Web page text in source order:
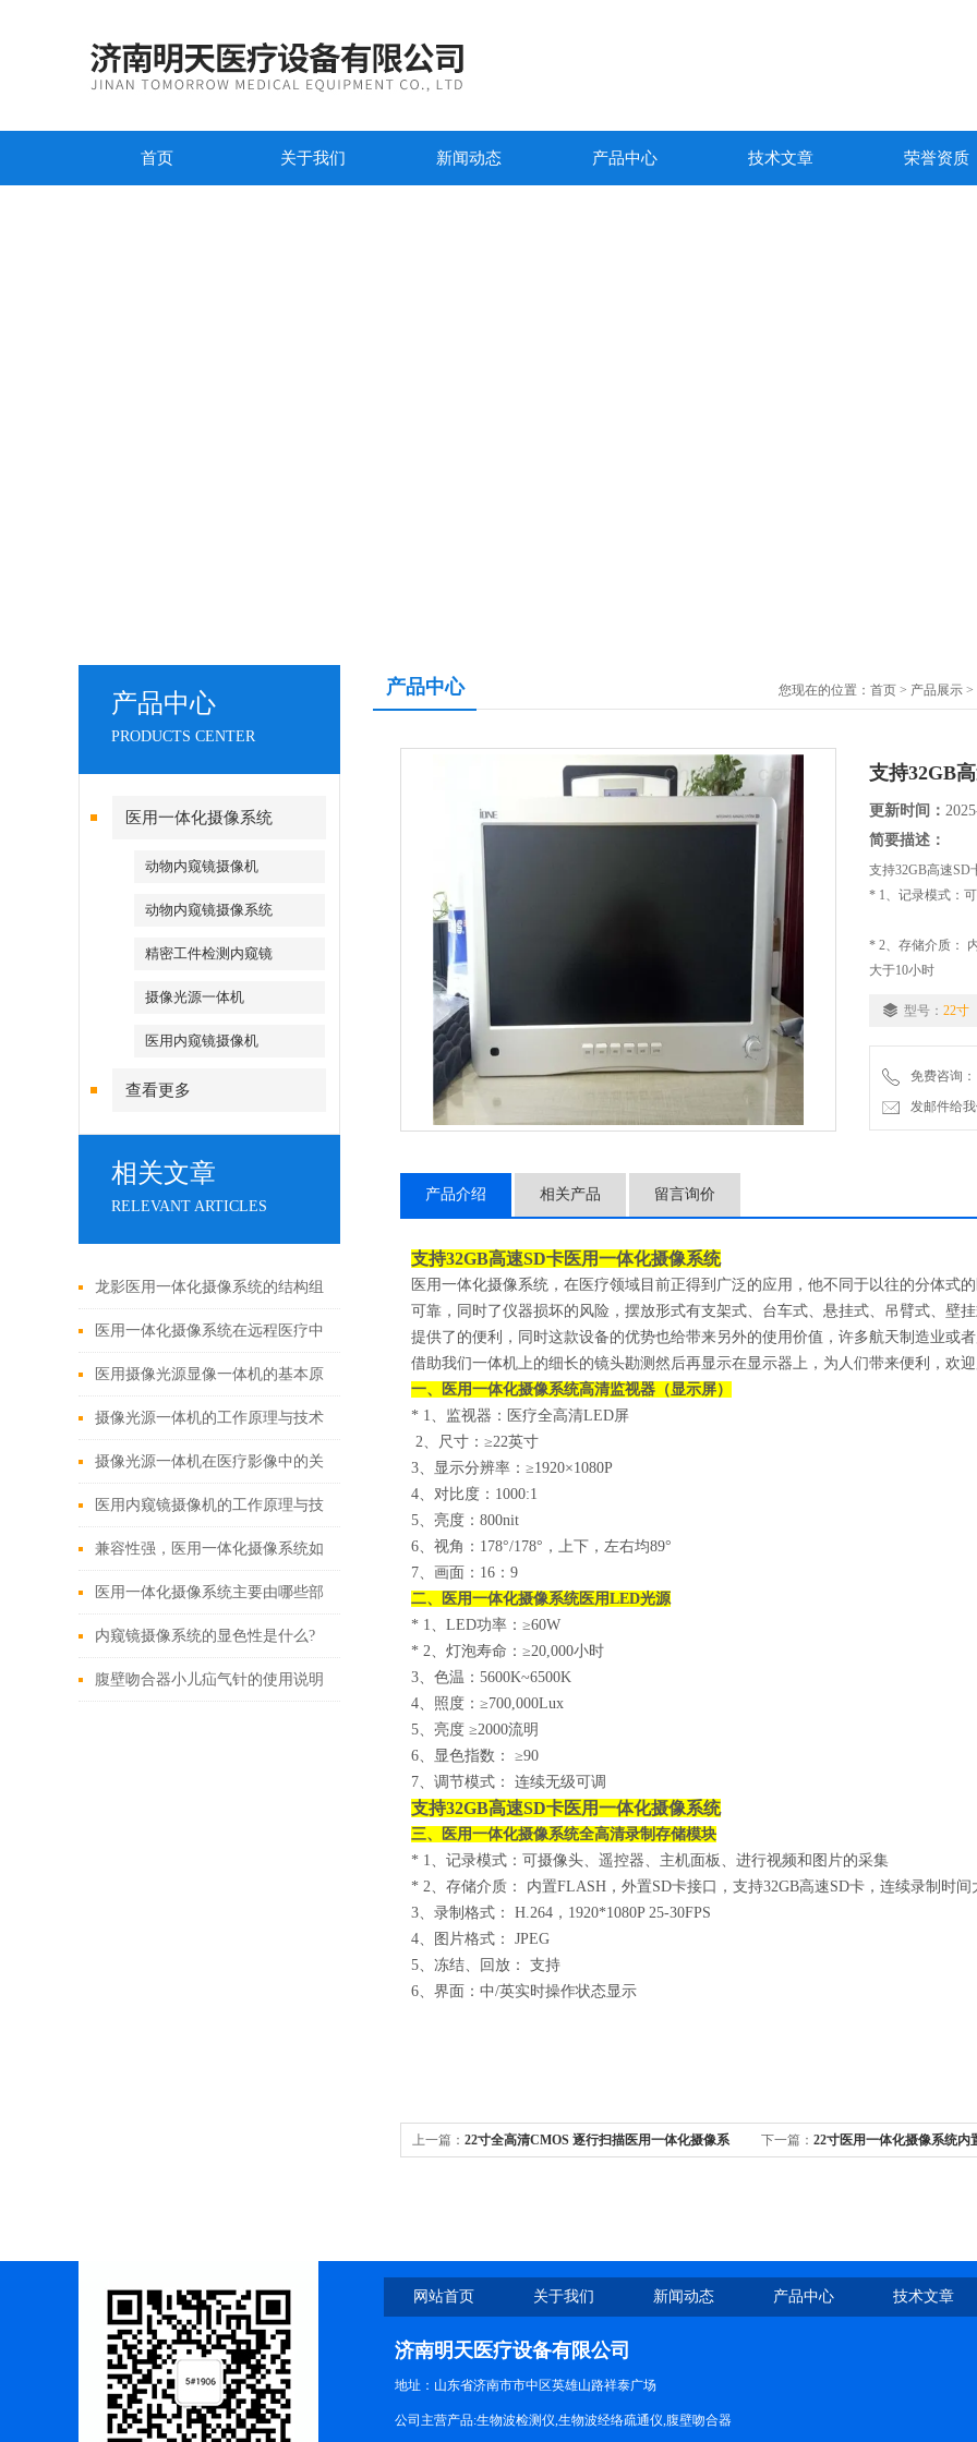
首页 关于我们 新闻动态 产品中心 技术文章 荣誉资质
产品中心
PRODUCTS CENTER
医用一体化摄像系统
动物内窥镜摄像机
动物内窥镜摄像系统
精密工件检测内窥镜
摄像光源一体机
医用内窥镜摄像机
查看更多
相关文章
RELEVANT ARTICLES
龙影医用一体化摄像系统的结构组
成与功能优势
医用一体化摄像系统在远程医疗中
的应用
医用摄像光源显像一体机的基本原
理与构成
摄像光源一体机的工作原理与技术
解析
摄像光源一体机在医疗影像中的关
键作用
医用内窥镜摄像机的工作原理与技
术创新
兼容性强，医用一体化摄像系统如
何改变现有医疗设备格局？
医用一体化摄像系统主要由哪些部
分组成？
内窥镜摄像系统的显色性是什么?
腹壁吻合器小儿疝气针的使用说明
产品中心 您现在的位置： 首页 > 产品展示 >
支持32GB
更新时间：
简要描述：
支持32GB高速SD
* 1、记录模式：
* 2、存储介质：
大于10小时
3、录制格式：
4、图片格式：
型号： 22寸
免费咨询：
发邮件给我
产品介绍 相关产品 留言询价
支持32GB高速SD卡医用一体化摄像系统
医用一体化摄像系统，在医疗领域目前正得到广泛的应用，他不同于以往的分体式
可靠，同时了仪器损坏的风险，摆放形式有支架式、台车式、悬挂式、吊臂式、壁
提供了的便利，同时这款设备的优势也给带来另外的使用价值，许多航天制造业或
借助我们一体机上的细长的镜头勘测然后再显示在显示器上，为人们带来便利，欢迎
一、
医用一体化摄像系统高清监视器（显示屏）
* 1、监视器：医疗全高清LED屏
2、尺寸：≥22英寸
3、显示分辨率：≥1920×1080P
4、对比度： 1000:1
5、亮度： 800nit
6、视角：178°/178°，上下，左右均89°
7、画面：16：9
二、
医用一体化摄像系统医用LED光源
* 1、LED功率：≥60W
* 2、灯泡寿命：≥20,000小时
3、色温：5600K~6500K
4、照度：≥700,000Lux
5、亮度 ≥2000流明
6、显色指数： ≥90
7、调节模式： 连续无级可调
支持32GB高速SD卡医用一体化摄像系统
三、 医用一体化摄像系统全高清录制存储模块
* 1、记录模式：可摄像头、遥控器、主机面板、进行视频和图片的采集
* 2、存储介质： 内置FLASH，外置SD卡接口，支持32GB高速SD卡，连续录制时间
3、录制格式： H.264，1920*1080P 25-30FPS
4、图片格式： JPEG
5、冻结、回放： 支持
6、界面：中/英实时操作状态显示
上一篇： 22寸全高清CMOS 逐行扫描医用一体化摄像系 下一篇： 22寸医用一体化摄像系统内
网站首页 关于我们 新闻动态 产品中心 技术文章
济南明天医疗设备有限公司
地址：山东省济南市市中区英雄山路祥泰广场
公司主营产品:生物波检测仪,生物波经络疏通仪,腹壁吻合器